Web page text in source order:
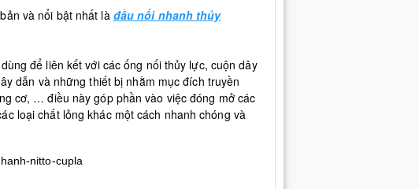
và nổi bật nhất là đầu nối nhanh thủy
để liên kết với các ống nối thủy lực, cuộn dây
dẫn và những thiết bị nhằm mục đích truyền
cơ, … điều này góp phần vào việc đóng mở các
loại chất lỏng khác một cách nhanh chóng và